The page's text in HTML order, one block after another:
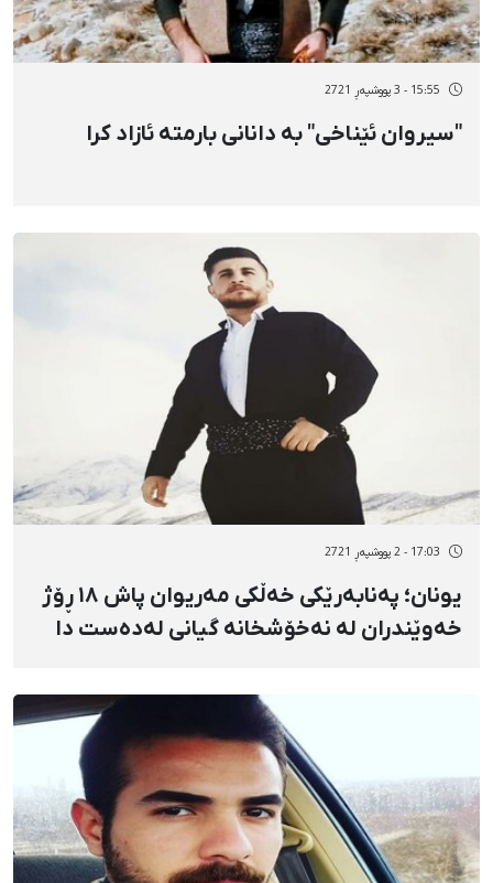
15:55 - 3 پووشپەڕ 2721
"سیروان ئێناخی" بە دانانی بارمتە ئازاد کرا
17:03 - 2 پووشپەڕ 2721
یونان؛ پەنابەرێکی خەڵکی مەریوان پاش ١٨ ڕۆژ
خەوێندران لە نەخۆشخانە گیانی لەدەست دا